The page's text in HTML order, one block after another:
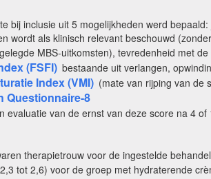
bij inclusie uit 5 mogelijkheden werd
wordt als klinisch relevant beschouwd
MBS-uitkomsten), tevredenheid met
(FSFI) bestaande uit verlangen,
Index (VMI) (mate van rijping van de
Questionnaire-8
van de ernst van deze score na 4 of
therapietrouw voor de ingestelde
tot 2,6) voor de groep met hydraterende